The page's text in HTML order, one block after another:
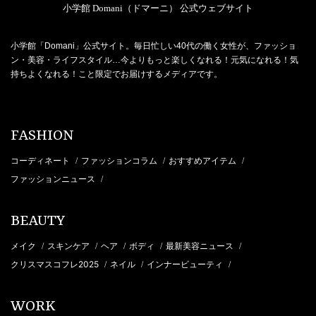
小学館 Domani（ドマーニ） 公式ウェブサイト
小学館「Domani」公式サイト。毎日忙しい40代の働く女性が、ファッショ
ン・美容・ライフスタイル…今よりもっと楽しくなれる！元気になれる！気
持ちよくなれる！こと限定でお届けするメディアです。
FASHION
コーディネート / ファッションコラム / おすすめアイテム /
ファッションニュース /
BEAUTY
メイク / スキンケア / ヘア / ボディ / 最新美容ニュース /
クリスマスコフレ2025 / ネイル / インナービューティ /
WORK